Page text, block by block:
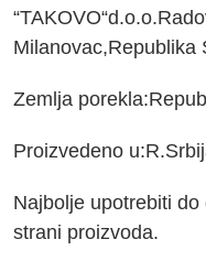
Milanovac,Republika
Zemlja
Proizvedeno
Najbolje upotrebiti
strani proizvoda.